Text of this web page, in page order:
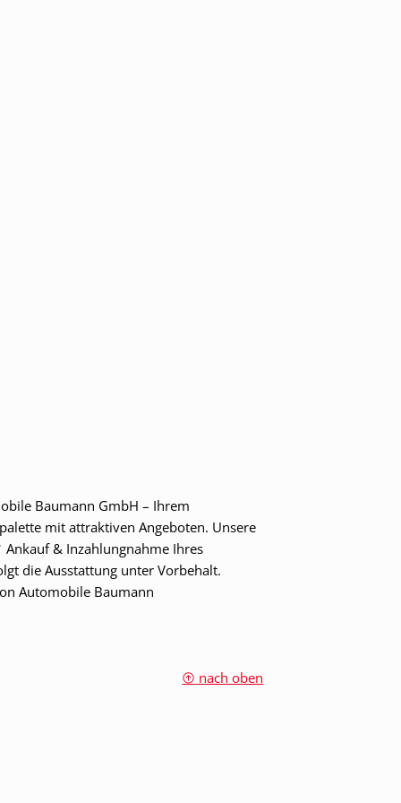
Baumann GmbH – Ihrem
mit attraktiven Angeboten. Unsere
& Inzahlungnahme Ihres
die Ausstattung unter Vorbehalt.
Automobile Baumann
nach oben